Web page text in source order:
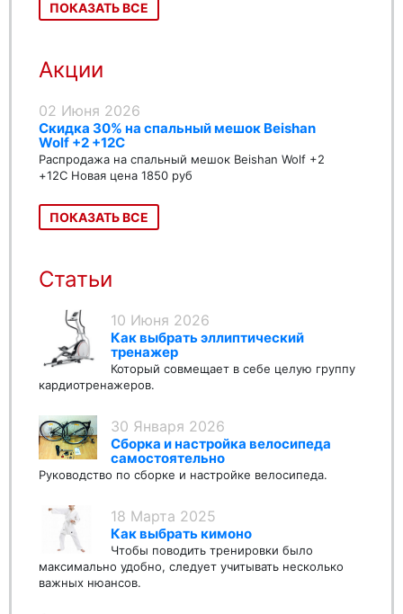
ПОКАЗАТЬ ВСЕ
Акции
02 Июня 2026
Скидка 30% на спальный мешок Beishan
Wolf +2 +12C
Распродажа на спальный мешок Beishan Wolf +2
+12C Новая цена 1850 руб
ПОКАЗАТЬ ВСЕ
Статьи
10 Июня 2026
Как выбрать эллиптический
тренажер
Который совмещает в себе целую группу
кардиотренажеров.
30 Января 2026
Сборка и настройка велосипеда
самостоятельно
Руководство по сборке и настройке велосипеда.
18 Марта 2025
Как выбрать кимоно
Чтобы поводить тренировки было
максимально удобно, следует учитывать несколько
важных нюансов.